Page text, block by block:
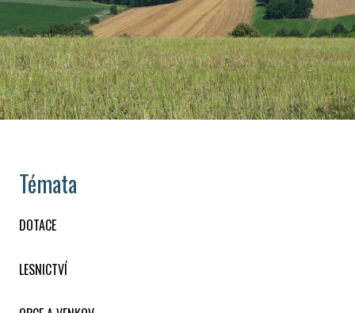
Témata
DOTACE
LESNICTVÍ